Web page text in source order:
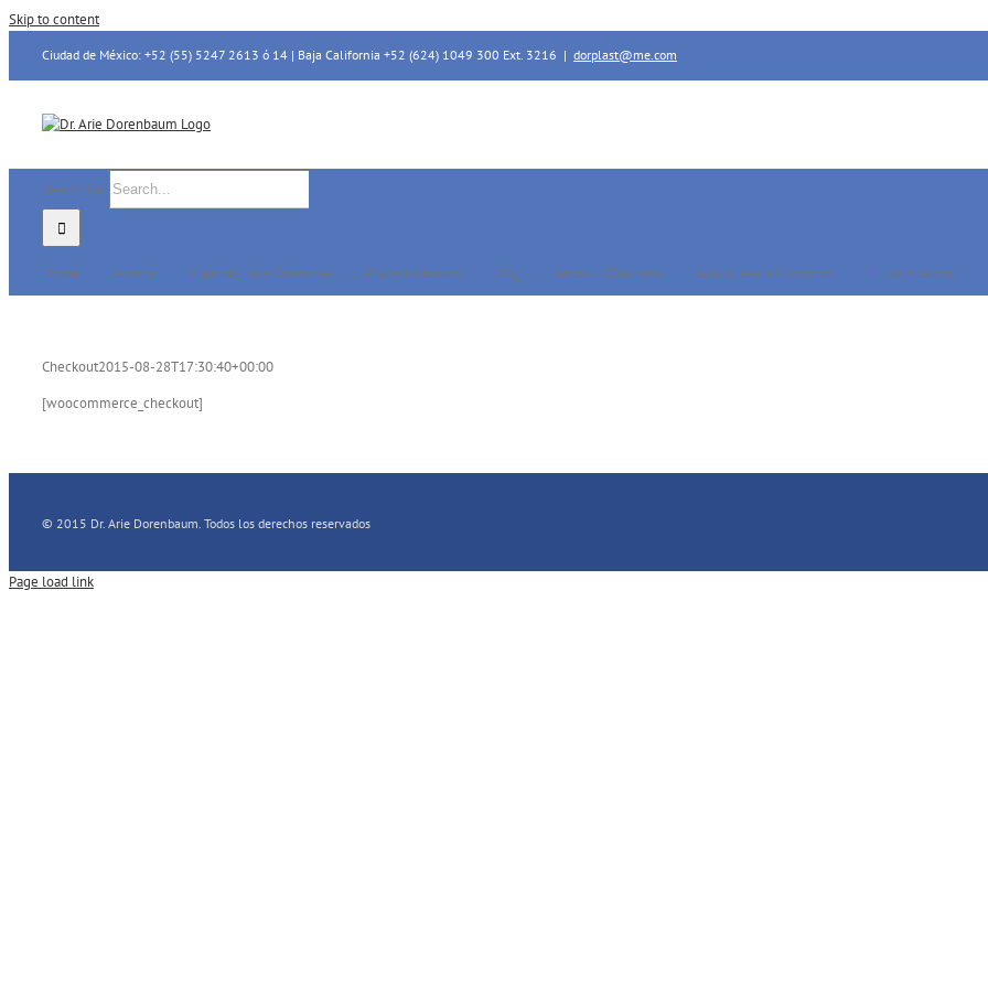
Skip to content
Ciudad de México: +52 (55) 5247 2613 ó 14 | Baja California +52 (624) 1049 300 Ext. 3216 | dorplast@me.com
Search for:
Home Acerca Viajando para Operarse Procedimientos Blog Antes & Después Acérquese a Nosotros En los Medios
Checkout2015-08-28T17:30:40+00:00
[woocommerce_checkout]
© 2015 Dr. Arie Dorenbaum. Todos los derechos reservados
Page load link